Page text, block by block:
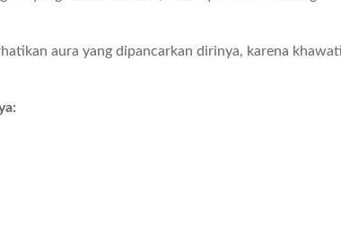
aura yang dipancarkan dirinya, karena